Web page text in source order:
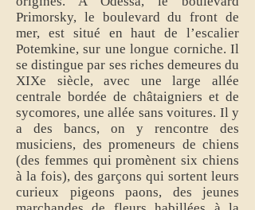
Primorsky, le boulevard du front de
mer, est situé en haut de l’escalier
Potemkine, sur une longue corniche. Il
se distingue par ses riches demeures du
XIXe siècle, avec une large allée
centrale bordée de châtaigniers et de
sycomores, une allée sans voitures. Il y
a des bancs, on y rencontre des
musiciens, des promeneurs de chiens
(des femmes qui promènent six chiens
à la fois), des garçons qui sortent leurs
curieux pigeons paons, des jeunes